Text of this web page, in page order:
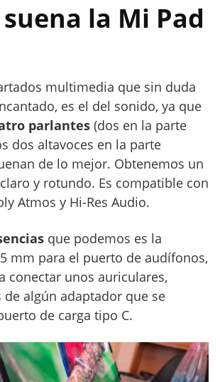
suena la Mi Pad
multimedia que sin duda
es el del sonido, ya que
parlantes (dos en la parte
dos altavoces en la parte
de lo mejor. Obtenemos un
y rotundo. Es compatible con
Atmos y Hi-Res Audio.
que podemos es la
mm para el puerto de audífonos,
conectar unos auriculares,
de algún adaptador que se
de carga tipo C.